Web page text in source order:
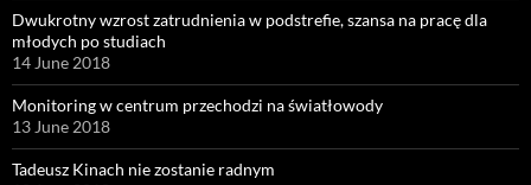
Dwukrotny wzrost zatrudnienia w podstrefie, szansa na pracę dla
młodych po studiach
14 June 2018
Monitoring w centrum przechodzi na światłowody
13 June 2018
Tadeusz Kinach nie zostanie radnym